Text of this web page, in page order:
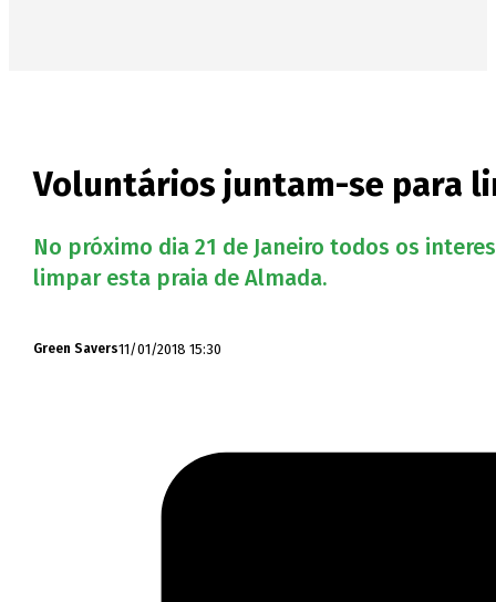
Voluntários juntam-se para
No próximo dia 21 de Janeiro todos os
limpar esta praia de Almada.
Green Savers11/01/2018 15:30